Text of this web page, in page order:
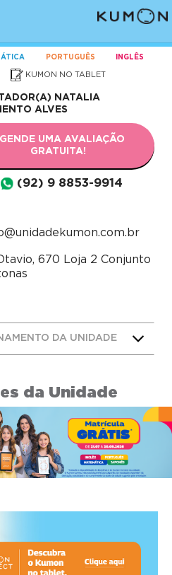
PORTUGUÊS INGLÊS
KUMON NO TABLET
NATALIA
ALVES
UMA AVALIAÇÃO
GRATUITA!
(92) 9 8853-9914
670 Loja 2 Conjunto
DA UNIDADE
da Unidade